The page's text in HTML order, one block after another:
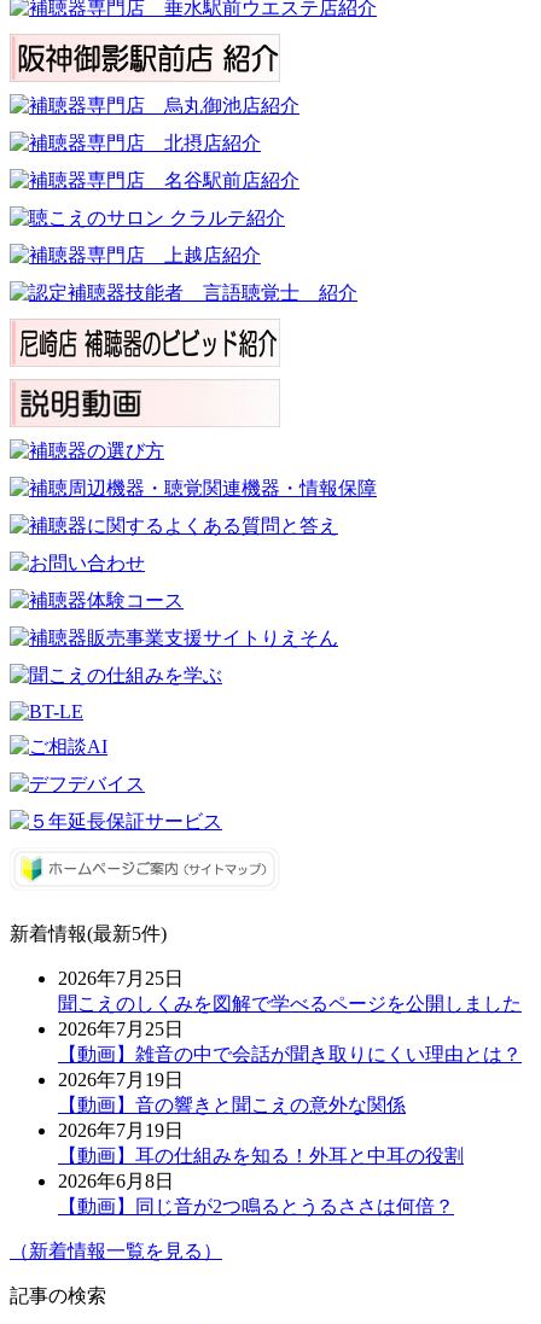
新着情報(最新5件)
2026年7月25日
聞こえのしくみを図解で学べるページを公開しました
2026年7月25日
【動画】雑音の中で会話が聞き取りにくい理由とは？
2026年7月19日
【動画】音の響きと聞こえの意外な関係
2026年7月19日
【動画】耳の仕組みを知る！外耳と中耳の役割
2026年6月8日
【動画】同じ音が2つ鳴るとうるささは何倍？
（新着情報一覧を見る）
記事の検索